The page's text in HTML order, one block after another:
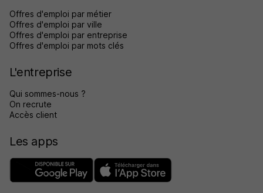
Offres d'emploi par métier
Offres d'emploi par ville
Offres d'emploi par entreprise
Offres d'emploi par mots clés
L'entreprise
Qui sommes-nous ?
On recrute
Accès client
Les apps